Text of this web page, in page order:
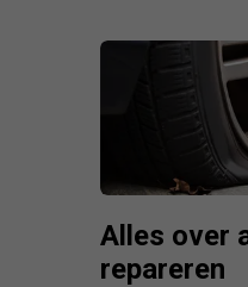
Alles over
repareren